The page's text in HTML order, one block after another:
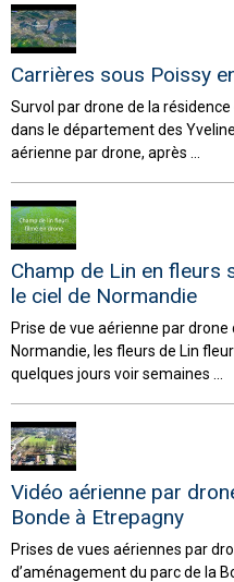
Carrières sous Poissy
Survol par drone de la
dans le département des
aérienne par drone, après ...
Champ de Lin en fleurs
le ciel de Normandie
Prise de vue aérienne par drone
Normandie, les fleurs de Lin
quelques jours voir semaines ...
Vidéo aérienne par
Bonde à Etrepagny
Prises de vues aériennes par
d’aménagement du parc de la